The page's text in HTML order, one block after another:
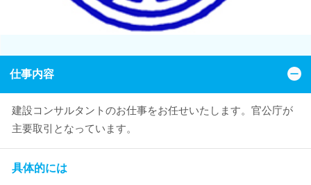
仕事内容
建設コンサルタントのお仕事をお任せいたします。官公庁が
主要取引となっています。
具体的には